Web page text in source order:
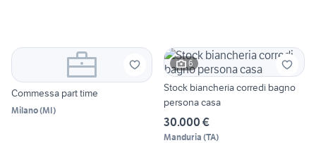
Commessa part time
Milano(MI)
6
Stock biancheria corredi bagno
persona casa
30.000 €
Manduria (TA)